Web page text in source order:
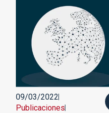
09/03/2022
Publicaciones